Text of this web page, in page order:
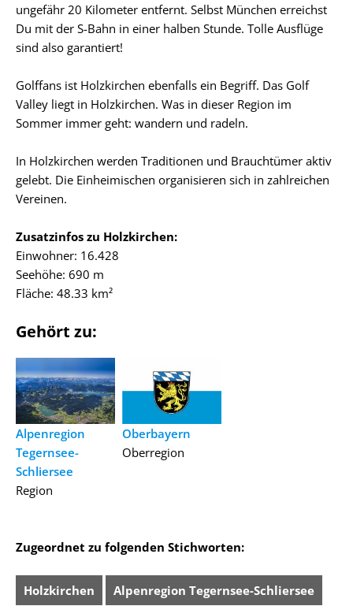
ungefähr 20 Kilometer entfernt. Selbst München erreichst
Du mit der S-Bahn in einer halben Stunde. Tolle Ausflüge
sind also garantiert!
Golffans ist Holzkirchen ebenfalls ein Begriff. Das Golf
Valley liegt in Holzkirchen. Was in dieser Region im
Sommer immer geht: wandern und radeln.
In Holzkirchen werden Traditionen und Brauchtümer aktiv
gelebt. Die Einheimischen organisieren sich in zahlreichen
Vereinen.
Zusatzinfos zu Holzkirchen:
Einwohner: 16.428
Seehöhe: 690 m
Fläche: 48.33 km²
Gehört zu:
Alpenregion
Tegernsee-
Schliersee
Region
Oberbayern
Oberregion
Zugeordnet zu folgenden Stichworten:
Holzkirchen Alpenregion Tegernsee-Schliersee